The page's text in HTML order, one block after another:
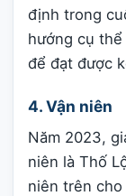
định trong
hướng cụ
để đạt được
4. Vận niên
Năm 2023,
niên là Thố
niên trên cho